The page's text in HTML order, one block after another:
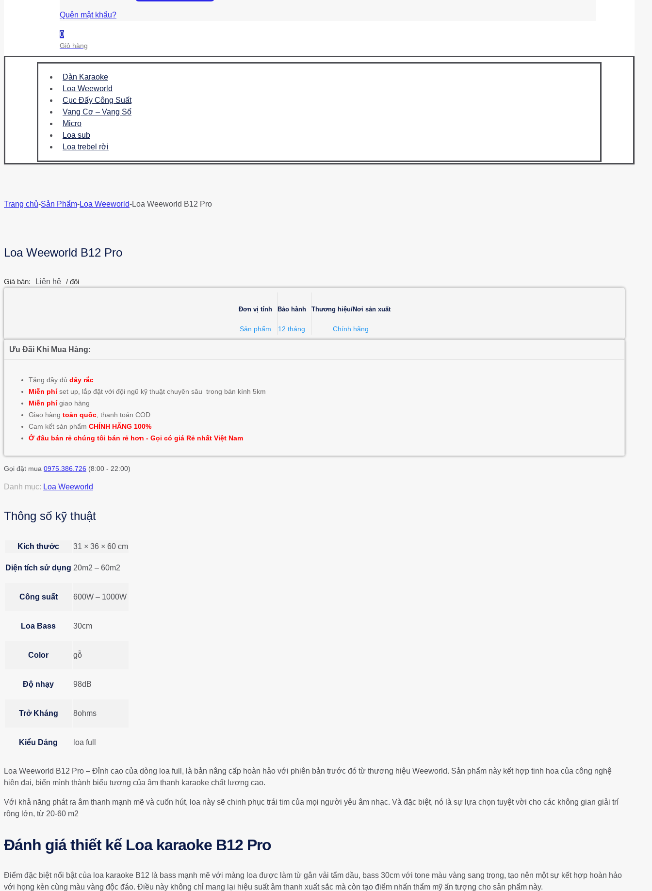
Quên mật khẩu?
0
Giỏ hàng
Dàn Karaoke
Loa Weeworld
Cục Đấy Công Suất
Vang Cơ – Vang Số
Micro
Loa sub
Loa trebel rời
Trang chủ-Sản Phẩm-Loa Weeworld-Loa Weeworld B12 Pro
Loa Weeworld B12 Pro
Giá bán: Liên hệ / đôi
Đơn vị tính
Sản phẩm
Bảo hành
12 tháng
Thương hiệu/Nơi sản xuất
Chính hãng
Ưu Đãi Khi Mua Hàng:
Tặng đầy đủ dây rắc
Miễn phíset up, lắp đặt với đội ngũ kỹ thuật chuyên sâu trong bán kính 5km
Miễn phígiao hàng
Giao hàng toàn quốc, thanh toán COD
Cam kết sản phẩm CHÍNH HÃNG 100%
Ở đâu bán rẻ chúng tôi bán rẻ hơn - Gọi có giá Rẻ nhất Việt Nam
Gọi đặt mua 0975.386.726 (8:00 - 22:00)
Danh mục: Loa Weeworld
Thông số kỹ thuật
Kích thước 31 × 36 × 60 cm
Diện tích sử dụng 20m2 – 60m2
Công suất 600W – 1000W
Loa Bass 30cm
Color gỗ
Độ nhạy 98dB
Trở Kháng 8ohms
Kiểu Dáng loa full
Loa Weeworld B12 Pro – Đỉnh cao của dòng loa full, là bản nâng cấp hoàn hảo với phiên bản trước đó từ thương hiệu Weeworld. Sản phẩm này kết hợp tinh hoa của công nghệ
hiện đại, biến mình thành biểu tượng của âm thanh karaoke chất lượng cao.
Với khả năng phát ra âm thanh mạnh mẽ và cuốn hút, loa này sẽ chinh phục trái tim của mọi người yêu âm nhạc. Và đặc biệt, nó là sự lựa chọn tuyệt vời cho các không gian giải trí
rộng lớn, từ 20-60 m2
Đánh giá thiết kế Loa karaoke B12 Pro
Điểm đặc biệt nổi bật của loa karaoke B12 là bass mạnh mẽ với màng loa được làm từ gân vải tẩm dầu, bass 30cm với tone màu vàng sang trọng, tạo nên một sự kết hợp hoàn hảo
với họng kèn cùng màu vàng độc đáo. Điều này không chỉ mang lại hiệu suất âm thanh xuất sắc mà còn tạo điểm nhấn thẩm mỹ ấn tượng cho sản phẩm này.